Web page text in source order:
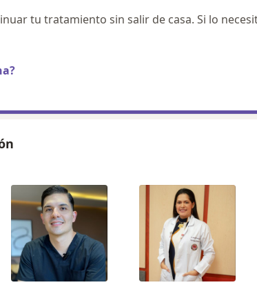
tu tratamiento sin salir de casa. Si lo